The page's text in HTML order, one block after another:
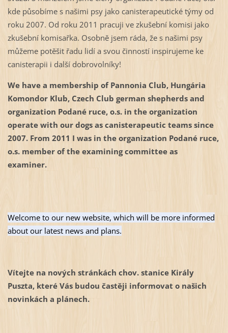
kde působíme s našimi psy jako canisterapeutické týmy od
roku 2007. Od roku 2011 pracuji ve zkušební komisi jako
zkušební komisařka. Osobně jsem ráda, že s našimi psy
můžeme potěšit řadu lidí a svou činností inspirujeme ke
canisterapii i další dobrovolníky!
We have a membership of Pannonia Club, Hungária
Komondor Klub, Czech Club german shepherds and
organization Podané ruce, o.s. in the organization
operate with our dogs as canisterapeutic teams since
2007. From 2011 I was in the organization Podané ruce,
o.s. member of the examining committee as
examiner.
Welcome to our new website, which will be more informed
about our latest news and plans.
Vítejte na nových stránkách chov. stanice Király
Puszta, které Vás budou častěji informovat o našich
novinkách a plánech.